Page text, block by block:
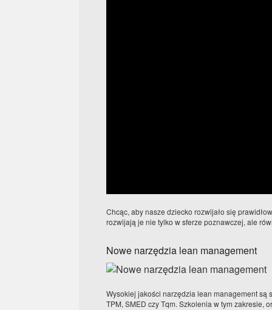
Chcąc, aby nasze dziecko rozwijało się
rozwijają je nie tylko w sferze poznawczej, ale
Nowe narzędzia lean management
Wysokiej jakości narzędzia lean management
TPM, SMED czy Tqm. Szkolenia w tym zakresie,